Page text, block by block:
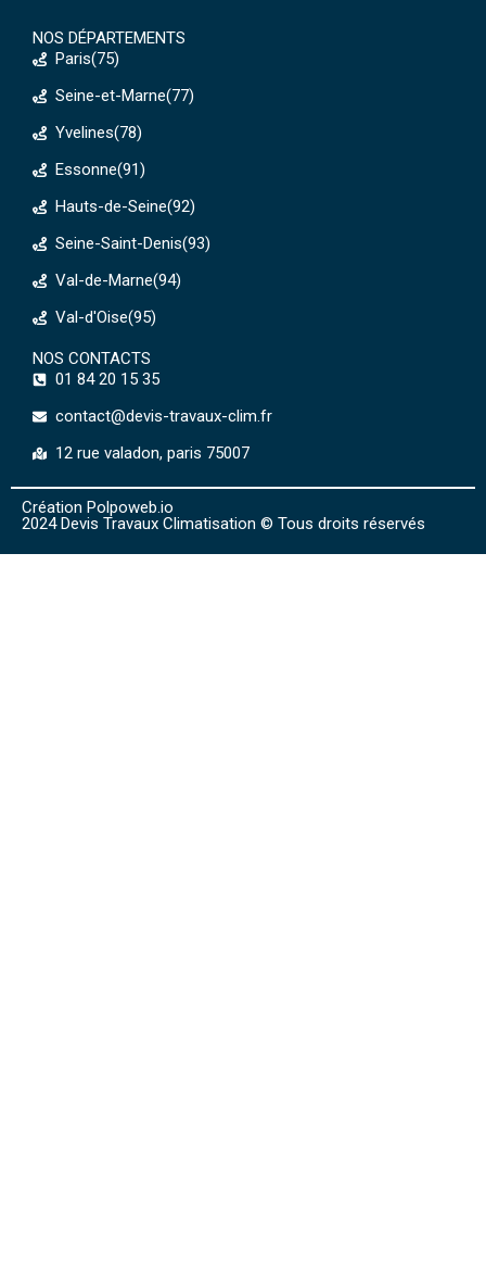
NOS DÉPARTEMENTS
Paris(75)
Seine-et-Marne(77)
Yvelines(78)
Essonne(91)
Hauts-de-Seine(92)
Seine-Saint-Denis(93)
Val-de-Marne(94)
Val-d'Oise(95)
NOS CONTACTS
01 84 20 15 35
contact@devis-travaux-clim.fr
12 rue valadon, paris 75007
Création Polpoweb.io
2024 Devis Travaux Climatisation © Tous droits réservés